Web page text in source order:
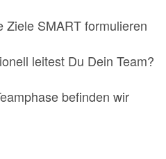
Ziele SMART formulieren
leitest Du Dein Team?
befinden wir